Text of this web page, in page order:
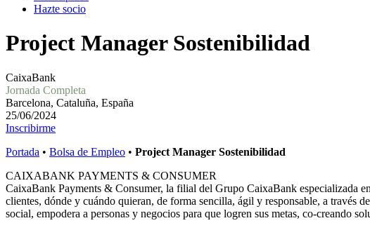
Hazte socio
Project Manager Sostenibilidad
CaixaBank
Jornada Completa
Barcelona, Cataluña, España
25/06/2024
Inscribirme
Portada • Bolsa de Empleo • Project Manager Sostenibilidad
CAIXABANK PAYMENTS & CONSUMER
CaixaBank Payments & Consumer, la filial del Grupo CaixaBank especializada
clientes, dónde y cuándo quieran, de forma sencilla, ágil y responsable, a través
social, empodera a personas y negocios para que logren sus metas, co-creando